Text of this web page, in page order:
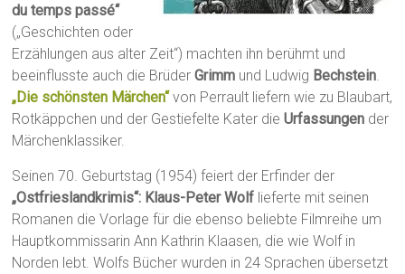
du temps passé“
(„Geschichten oder
Erzählungen aus alter Zeit“) machten ihn berühmt und
beeinflusste auch die BrüderGrimm und Ludwig Bechstein
„Die schönsten Märchen“von Perrault liefern wie zu Blaubart,
Rotkäppchen und der Gestiefelte Kater dieUrfassungen der
Märchenklassiker.
Seinen 70. Geburtstag (1954) feiert der Erfinder der
„Ostfrieslandkrimis“: Klaus-Peter Wolf lieferte mit seinen
Romanen die Vorlage für die ebenso beliebte Filmreihe um
Hauptkommissarin Ann Kathrin Klaasen, die wie Wolf in
Norden lebt. Wolfs Bücher wurden in 24 Sprachen übersetzt